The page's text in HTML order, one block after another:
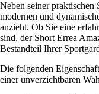
Neben seiner praktischen
modernen und
anzieht. Ob Sie eine
sind, der Short Errea
Bestandteil Ihrer
Die folgenden
einer unverzichtbaren